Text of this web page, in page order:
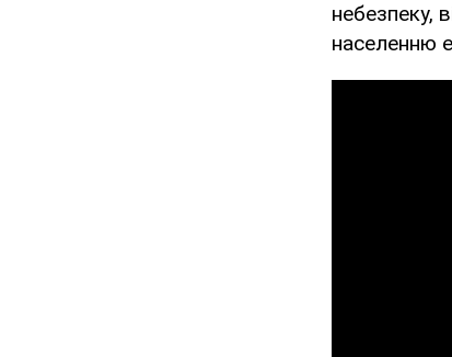
небезпеку,
населенню